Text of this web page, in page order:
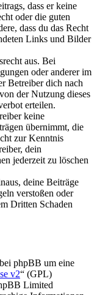
dass er keine
oder die guten
dass du das Recht
Links und Bilder
aus. Bei
oder anderer im
Betreiber dich nach
der Nutzung dieses
erteilen.
keine
übernimmt, die
zur Kenntnis
dein
jederzeit zu löschen
deine Beiträge
verstoßen oder
Dritten Schaden
phpBB um eine
v2“ (GPL)
Limited